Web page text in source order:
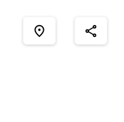
place share